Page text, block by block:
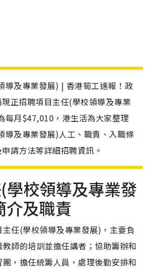
導及專業發展) | 香港筍工速報！政
正招聘項目主任(學校領導及專業
每月$47,010，港生活為大家整理
導及專業發展)人工、職責、入職條
請方法等詳細招聘資訊。
學校領導及專業發
介及職責
任(學校領導及專業發展)，主要負
師的培訓並擔任講者；協助籌辦和
，擔任統籌人員，處理後勤安排和